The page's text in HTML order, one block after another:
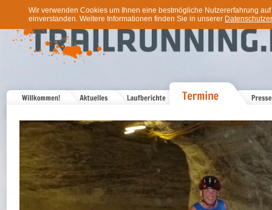
Wir verwenden Cookies um Ihnen eine bestmögliche Nutzererfahrung
einverstanden. Weitere Informationen finden Sie in unserer